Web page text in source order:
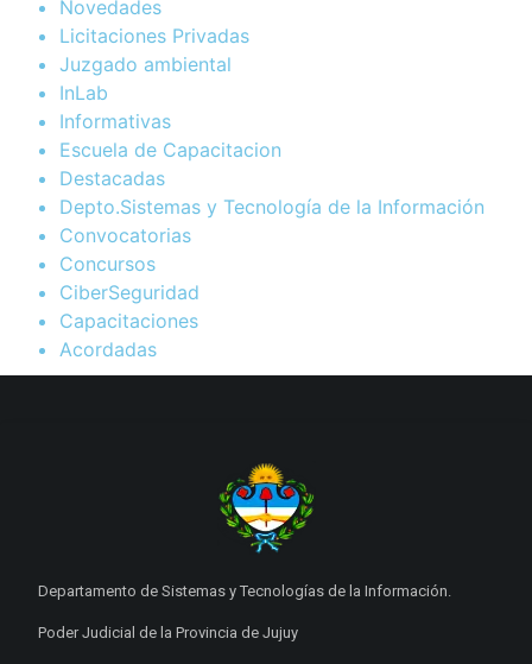
Novedades
Licitaciones Privadas
Juzgado ambiental
InLab
Informativas
Escuela de Capacitacion
Destacadas
Depto.Sistemas y Tecnología de la Información
Convocatorias
Concursos
CiberSeguridad
Capacitaciones
Acordadas
Departamento de Sistemas y Tecnologías de la Información.
Poder Judicial de la Provincia de Jujuy